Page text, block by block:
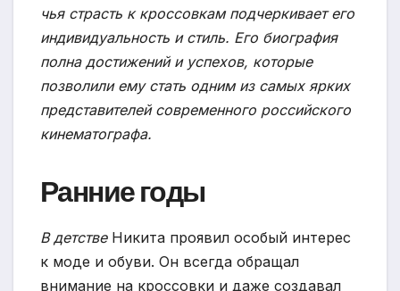
чья страсть к кроссовкам подчеркивает его
индивидуальность и стиль. Его биография
полна достижений и успехов, которые
позволили ему стать одним из самых ярких
представителей современного российского
кинематографа.
Ранние годы
В детствеНикита проявил особый интерес
к моде и обуви. Он всегда обращал
внимание на кроссовки и даже создавал